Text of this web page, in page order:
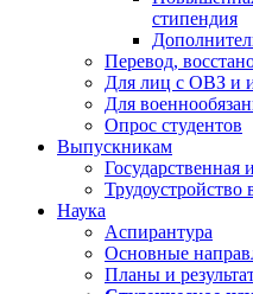
стипендия
Перевод,
Для лиц с ОВЗ и
Для
Опрос студентов
Выпускникам
Государственная
Трудоустройство
Наука
Аспирантура
Основные
Планы и